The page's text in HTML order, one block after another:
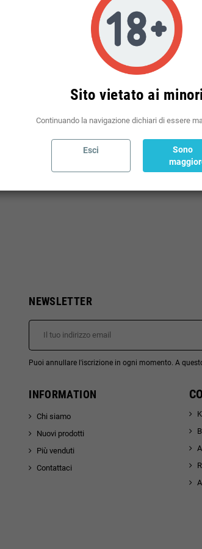
Politiche per le spedizioni
(modificale nel modulo Rassicurazioni
NEWSLETTER
Puoi annullare l'iscrizione in ogni momento. A
INFORMATION
Chi siamo
Nuovi prodotti
Più venduti
Contattaci
Sito vietato ai minori
Continuando la navigazione dichiari di essere
Esci
Sono